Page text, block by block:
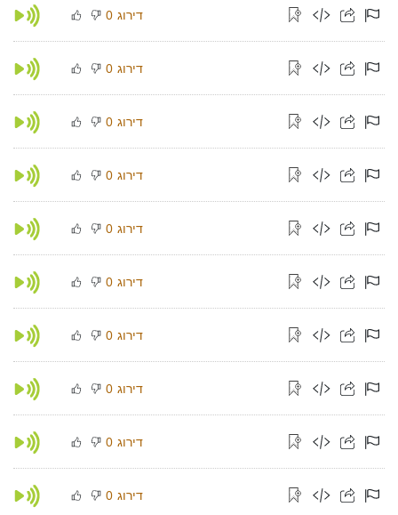
0 דירוג
0 דירוג
0 דירוג
0 דירוג
0 דירוג
0 דירוג
0 דירוג
0 דירוג
0 דירוג
0 דירוג